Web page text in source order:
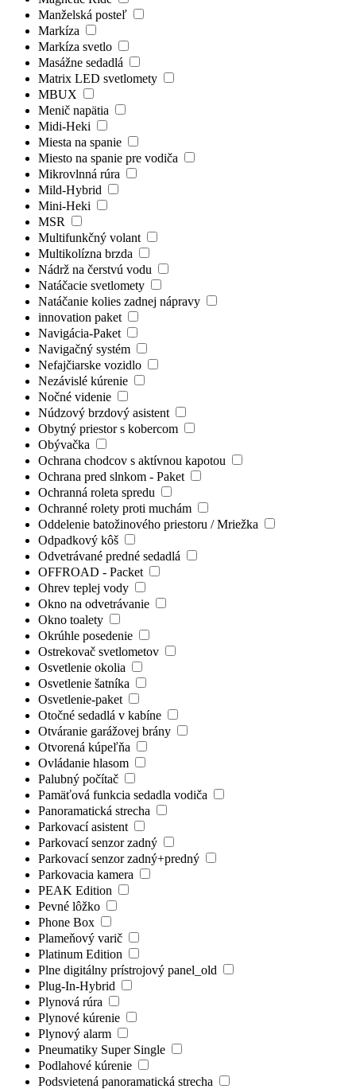
Manželská posteľ
Markíza
Markíza svetlo
Masážne sedadlá
Matrix LED svetlomety
MBUX
Menič napätia
Midi-Heki
Miesta na spanie
Miesto na spanie pre vodiča
Mikrovlnná rúra
Mild-Hybrid
Mini-Heki
MSR
Multifunkčný volant
Multikolízna brzda
Nádrž na čerstvú vodu
Natáčacie svetlomety
Natáčanie kolies zadnej nápravy
innovation paket
Navigácia-Paket
Navigačný systém
Nefajčiarske vozidlo
Nezávislé kúrenie
Nočné videnie
Núdzový brzdový asistent
Obytný priestor s kobercom
Obývačka
Ochrana chodcov s aktívnou kapotou
Ochrana pred slnkom - Paket
Ochranná roleta spredu
Ochranné rolety proti muchám
Oddelenie batožinového priestoru / Mriežka
Odpadkový kôš
Odvetrávané predné sedadlá
OFFROAD - Packet
Ohrev teplej vody
Okno na odvetrávanie
Okno toalety
Okrúhle posedenie
Ostrekovač svetlometov
Osvetlenie okolia
Osvetlenie šatníka
Osvetlenie-paket
Otočné sedadlá v kabíne
Otváranie garážovej brány
Otvorená kúpeľňa
Ovládanie hlasom
Palubný počítač
Pamäťová funkcia sedadla vodiča
Panoramatická strecha
Parkovací asistent
Parkovací senzor zadný
Parkovací senzor zadný+predný
Parkovacia kamera
PEAK Edition
Pevné lôžko
Phone Box
Plameňový varič
Platinum Edition
Plne digitálny prístrojový panel_old
Plug-In-Hybrid
Plynová rúra
Plynové kúrenie
Plynový alarm
Pneumatiky Super Single
Podlahové kúrenie
Podsvietená panoramatická strecha